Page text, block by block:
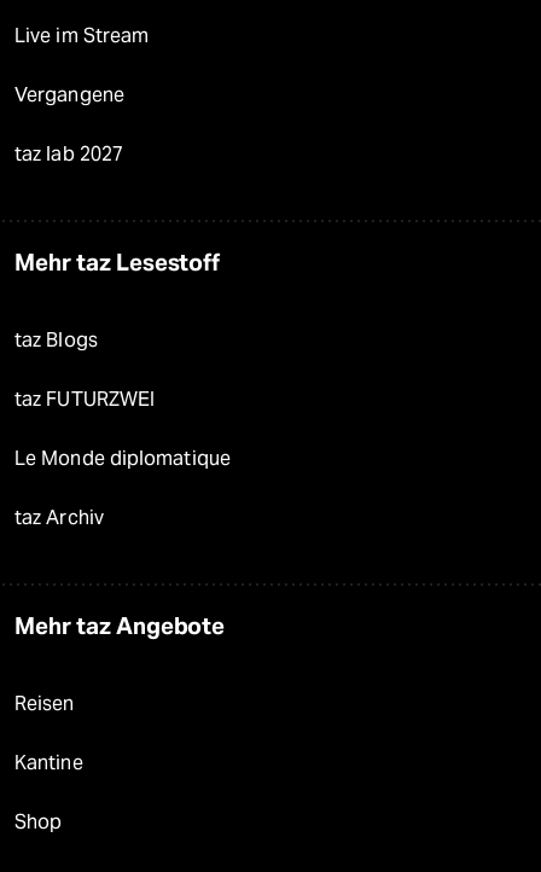
Live im Stream
Vergangene
taz lab 2027
Mehr taz Lesestoff
taz Blogs
taz FUTURZWEI
Le Monde diplomatique
taz Archiv
Mehr taz Angebote
Reisen
Kantine
Shop